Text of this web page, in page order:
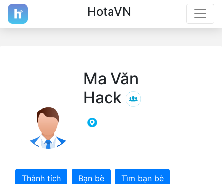
HotaVN
Ma Văn
Hack
Thành tích Bạn bè Tìm bạn bè